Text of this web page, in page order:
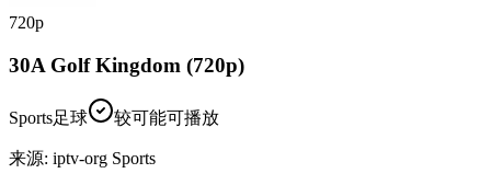
720p
30A Golf Kingdom (720p)
Sports足球 较可能可播放
来源: iptv-org Sports